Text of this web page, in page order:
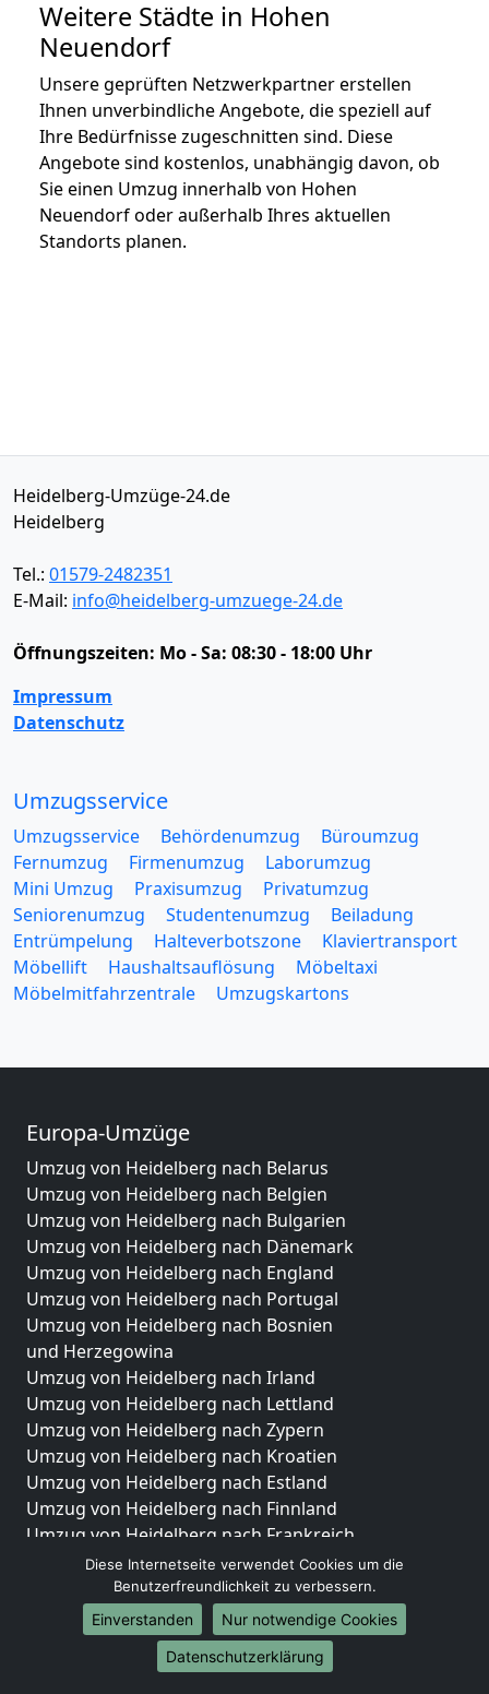
Weitere Städte in Hohen
Neuendorf
Unsere geprüften Netzwerkpartner erstellen
Ihnen unverbindliche Angebote, die speziell auf
Ihre Bedürfnisse zugeschnitten sind. Diese
Angebote sind kostenlos, unabhängig davon, ob
Sie einen Umzug innerhalb von Hohen
Neuendorf oder außerhalb Ihres aktuellen
Standorts planen.
Heidelberg-Umzüge-24.de
Heidelberg
Tel.: 01579-2482351
E-Mail: info@heidelberg-umzuege-24.de
Öffnungszeiten: Mo - Sa: 08:30 - 18:00 Uhr
Impressum
Datenschutz
Umzugsservice
Umzugsservice Behördenumzug
Büroumzug
Fernumzug
Firmenumzug
Laborumzug
Mini Umzug
Praxisumzug
Privatumzug
Seniorenumzug
Studentenumzug
Beiladung
Entrümpelung
Halteverbotszone
Klaviertransport
Möbellift
Haushaltsauflösung
Möbeltaxi
Möbelmitfahrzentrale
Umzugskartons
Europa-Umzüge
Umzug von Heidelberg nach Belarus
Umzug von Heidelberg nach Belgien
Umzug von Heidelberg nach Bulgarien
Umzug von Heidelberg nach Dänemark
Umzug von Heidelberg nach England
Umzug von Heidelberg nach Portugal
Umzug von Heidelberg nach Bosnien
und Herzegowina
Umzug von Heidelberg nach Irland
Umzug von Heidelberg nach Lettland
Umzug von Heidelberg nach Zypern
Umzug von Heidelberg nach Kroatien
Umzug von Heidelberg nach Estland
Umzug von Heidelberg nach Finnland
Umzug von Heidelberg nach Frankreich
Umzug von Heidelberg nach Griechenland
Umzug von Heidelberg nach Italien
Umzug von Heidelberg nach Liechtenstein
Umzug von Heidelberg nach Luxemburg
Umzug von Heidelberg nach Niederlande
Diese Internetseite verwendet Cookies um die
Benutzerfreundlichkeit zu verbessern.
Einverstanden
Nur notwendige Cookies
Datenschutzerklärung